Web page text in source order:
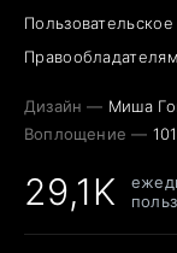
Правообладателям
Дизайн — Миша
Воплощение —
29,1K